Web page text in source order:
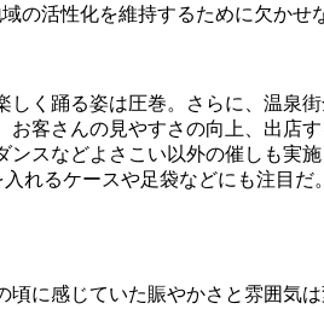
活性化を維持するために欠かせ
く踊る姿は圧巻。さらに、温泉
客さんの見やすさの向上、出店
スなどよさこい以外の催しも実
れるケースや足袋などにも注目
に感じていた賑やかさと雰囲気は